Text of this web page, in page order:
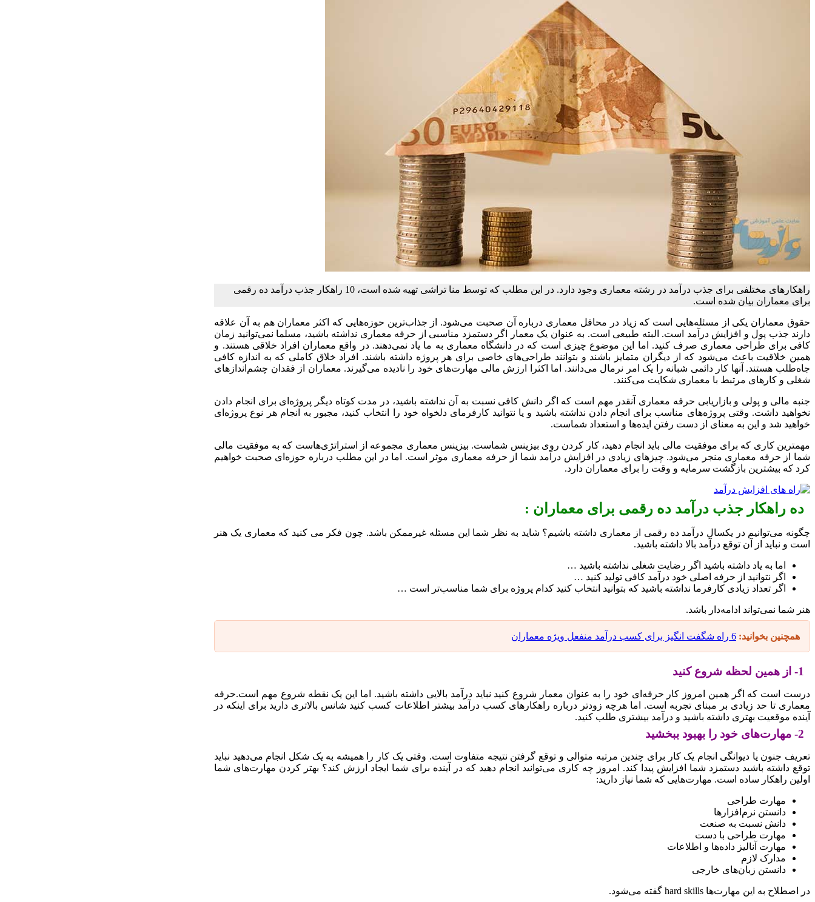
راهکارهای مختلفی برای جذب درآمد در رشته معماری وجود دارد. در این مطلب که توسط منا تراشی تهیه شده است، 10 راهکار جذب درآمد ده رقمی
برای معماران بیان شده است.
حقوق معماران یکی از مسئله‌هایی است که زیاد در محافل معماری درباره آن صحبت می‌شود. از جذاب‌ترین حوزه‌هایی که اکثر معماران هم به آن علاقه
دارند جذب پول و افزایش درآمد است. البته طبیعی است. به عنوان یک معمار اگر دستمزد مناسبی از حرفه معماری نداشته باشید، مسلما نمی‌توانید زمان
کافی برای طراحی معماری صرف کنید. اما این موضوع چیزی است که در دانشگاه معماری به ما یاد نمی‌دهند. در واقع معماران افراد خلاقی هستند. و
همین خلاقیت باعث می‌شود که از دیگران متمایز باشند و بتوانند طراحی‌های خاصی برای هر پروژه داشته باشند. افراد خلاق کاملی که به اندازه کافی
جاه‌طلب هستند. آنها کار دائمی شبانه را یک امر نرمال می‌دانند. اما اکثرا ارزش مالی مهارت‌های خود را نادیده می‌گیرند. معماران از فقدان چشم‌اندازهای
شغلی و کارهای مرتبط با معماری شکایت می‌کنند.
جنبه مالی و پولی و بازاریابی حرفه معماری آنقدر مهم است که اگر دانش کافی نسبت به آن نداشته باشید، در مدت کوتاه دیگر پروژه‌ای برای انجام دادن
نخواهید داشت. وقتی پروژه‌های مناسب برای انجام دادن نداشته باشید و یا نتوانید کارفرمای دلخواه خود را انتخاب کنید، مجبور به انجام هر نوع پروژه‌ای
خواهید شد و این به معنای از دست رفتن ایده‌ها و استعداد شماست.
مهمترین کاری که برای موفقیت مالی باید انجام دهید، کار کردن روی بیزینس شماست. بیزینس معماری مجموعه از استراتژی‌هاست که به موفقیت مالی
شما از حرفه معماری منجر می‌شود. چیزهای زیادی در افزایش درآمد شما از حرفه معماری موثر است. اما در این مطلب درباره حوزه‌ای صحبت خواهیم
کرد که بیشترین بازگشت سرمایه و وقت را برای معماران دارد.
ده راهکار جذب درآمد ده رقمی برای معماران :
چگونه می‌توانیم در یکسال درآمد ده رقمی از معماری داشته باشیم؟ شاید به نظر شما این مسئله غیرممکن باشد. چون فکر می کنید که معماری یک هنر
است و نباید از آن توقع درآمد بالا داشته باشید.
اما به یاد داشته باشید اگر رضایت شغلی نداشته باشید …
اگر نتوانید از حرفه اصلی خود درآمد کافی تولید کنید …
اگر تعداد زیادی کارفرما نداشته باشید که بتوانید انتخاب کنید کدام پروژه برای شما مناسب‌تر است …
هنر شما نمی‌تواند ادامه‌دار باشد.
همچنین بخوانید: 6 راه شگفت انگیز برای کسب درآمد منفعل ویژه معماران
1- از همین لحظه شروع کنید
درست است که اگر همین امروز کار حرفه‌ای خود را به عنوان معمار شروع کنید نباید درآمد بالایی داشته باشید. اما این یک نقطه شروع مهم است.حرفه
معماری تا حد زیادی بر مبنای تجربه است. اما هرچه زودتر درباره راهکارهای کسب درآمد بیشتر اطلاعات کسب کنید شانس بالاتری دارید برای اینکه در
آینده موقعیت بهتری داشته باشید و درآمد بیشتری طلب کنید.
2- مهارت‌های خود را بهبود ببخشید
تعریف جنون یا دیوانگی انجام یک کار برای چندین مرتبه متوالی و توقع گرفتن نتیجه متفاوت است. وقتی یک کار را همیشه به یک شکل انجام می‌دهید نباید
توقع داشته باشید دستمزد شما افزایش پیدا کند. امروز چه کاری می‌توانید انجام دهید که در آینده برای شما ایجاد ارزش کند؟ بهتر کردن مهارت‌های شما
اولین راهکار ساده است. مهارت‌هایی که شما نیاز دارید:
مهارت طراحی
دانستن نرم‌افزارها
دانش نسبت به صنعت
مهارت طراحی با دست
مهارت آنالیز داده‌ها و اطلاعات
مدارک لازم
دانستن زبان‌های خارجی
در اصطلاح به این مهارت‌ها hard skills گفته می‌شود.